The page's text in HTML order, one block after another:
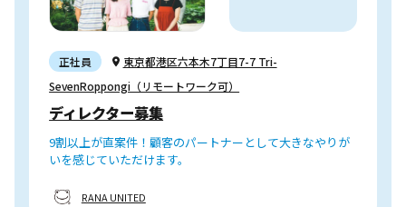
正社員
東京都港区六本木7丁目7-7 Tri-
SevenRoppongi（リモートワーク可）
ディレクター募集
9割以上が直案件！顧客のパートナーとして大きなやりが
いを感じていただけます。
RANA UNITED